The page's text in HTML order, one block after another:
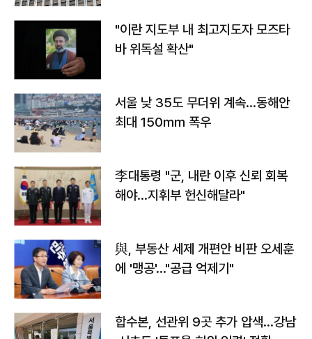
"이란 지도부 내 최고지도자 모즈타
바 위독설 확산"
서울 낮 35도 무더위 계속…동해안
최대 150㎜ 폭우
李대통령 "군, 내란 이후 신뢰 회복
해야…지휘부 헌신해달라"
與, 부동산 세제 개편안 비판 오세훈
에 '맹공'…"공급 억제기"
합수본, 선관위 9곳 추가 압색…강남